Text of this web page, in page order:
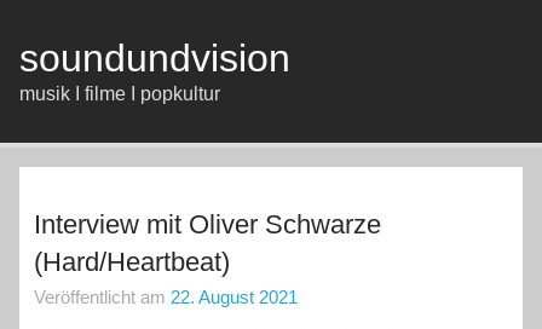
springen
soundundvision
musik I filme I popkultur
Interview mit Oliver Schwarze
(Hard/Heartbeat)
Veröffentlicht am 22. August 2021